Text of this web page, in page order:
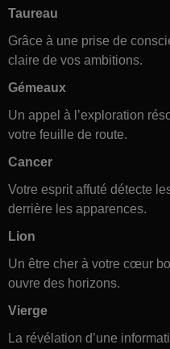
Taureau
Grâce à une prise de
claire de vos ambitions.
Gémeaux
Un appel à l’exploration
votre feuille de route.
Cancer
Votre esprit affuté détecte
derrière les apparences.
Lion
Un être cher à votre cœur
ouvre des horizons.
Vierge
La révélation d’une